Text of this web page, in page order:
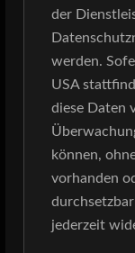
der
werden.
USA
diese Daten
können,
vorhanden
jederzeit
muss, wann
ohne
Publikum!!
Wir danken
DJ Jörg, der
nach Ende
den
und somit